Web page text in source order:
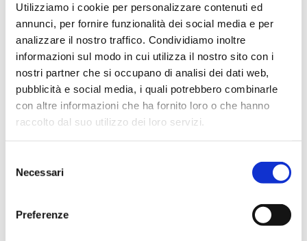
Utilizziamo i cookie per personalizzare contenuti ed
annunci, per fornire funzionalità dei social media e per
analizzare il nostro traffico. Condividiamo inoltre
informazioni sul modo in cui utilizza il nostro sito con i
nostri partner che si occupano di analisi dei dati web,
pubblicità e social media, i quali potrebbero combinarle
con altre informazioni che ha fornito loro o che hanno
raccolto dal suo utilizzo dei loro servizi.
delNecessari
Preferenze